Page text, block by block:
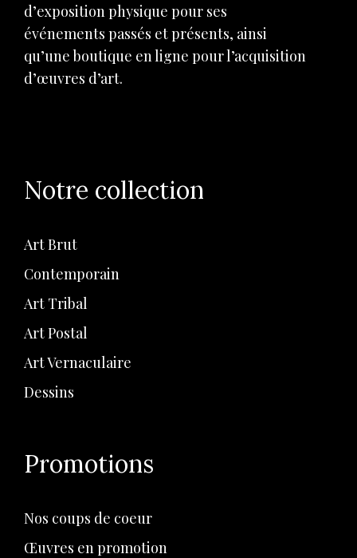
d’exposition physique pour ses
événements passés et présents, ainsi
qu’une boutique en ligne pour l’acquisition
d’œuvres d’art.
Notre collection
Art Brut
Contemporain
Art Tribal
Art Postal
Art Vernaculaire
Dessins
Promotions
Nos coups de coeur
Œuvres en promotion